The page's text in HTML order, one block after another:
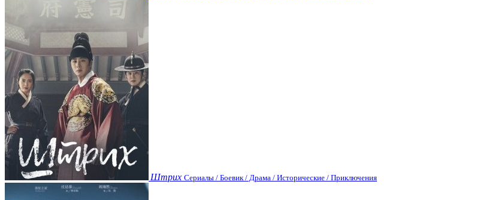
Штрих Сериалы / Боевик / Драма / Исторические / Приключения